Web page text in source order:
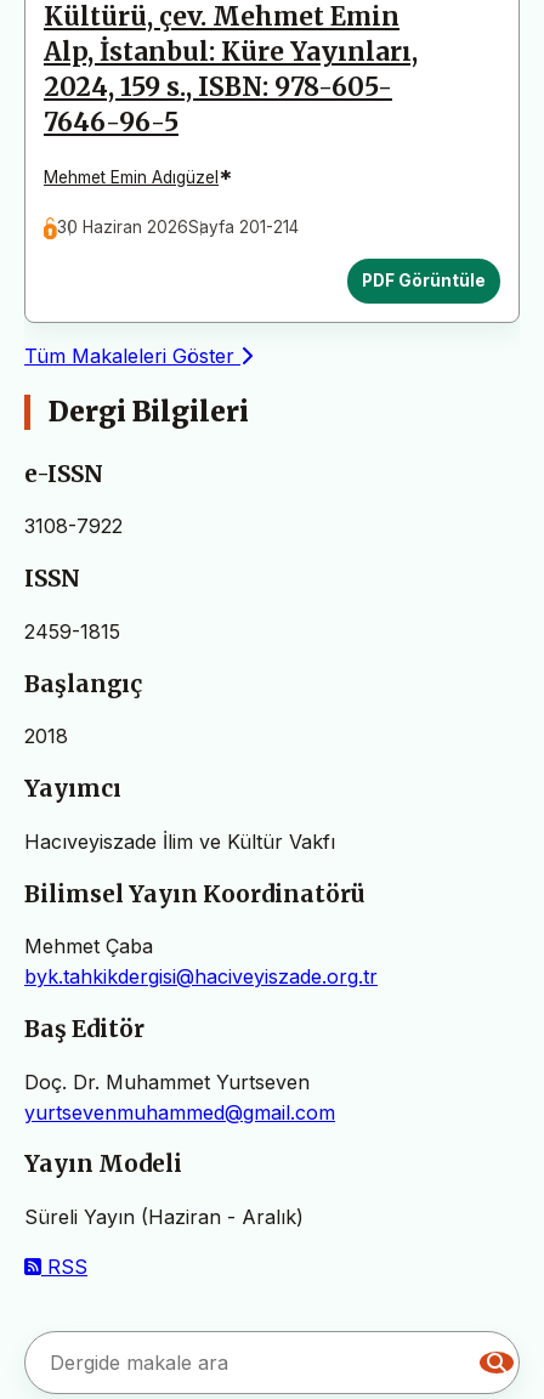
Kültürü, çev. Mehmet Emin
Alp, İstanbul: Küre Yayınları,
2024, 159 s., ISBN: 978-605-
7646-96-5
Mehmet Emin Adıgüzel *
30 Haziran 2026Sayfa 201-214
PDF Görüntüle
Tüm Makaleleri Göster
Dergi Bilgileri
e-ISSN
3108-7922
ISSN
2459-1815
Başlangıç
2018
Yayımcı
Hacıveyiszade İlim ve Kültür Vakfı
Bilimsel Yayın Koordinatörü
Mehmet Çaba
byk.tahkikdergisi@haciveyiszade.org.tr
Baş Editör
Doç. Dr. Muhammet Yurtseven
yurtsevenmuhammed@gmail.com
Yayın Modeli
Süreli Yayın (Haziran - Aralık)
RSS